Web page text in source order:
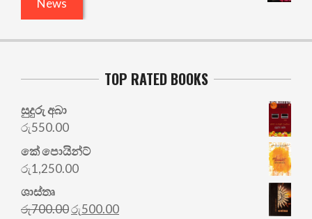
News
TOP RATED BOOKS
සුදුරු අබා
රු550.00
කේ පොයින්ට්
රු1,250.00
ශාස්තෘ
රු700.00Original
රු500.00Current